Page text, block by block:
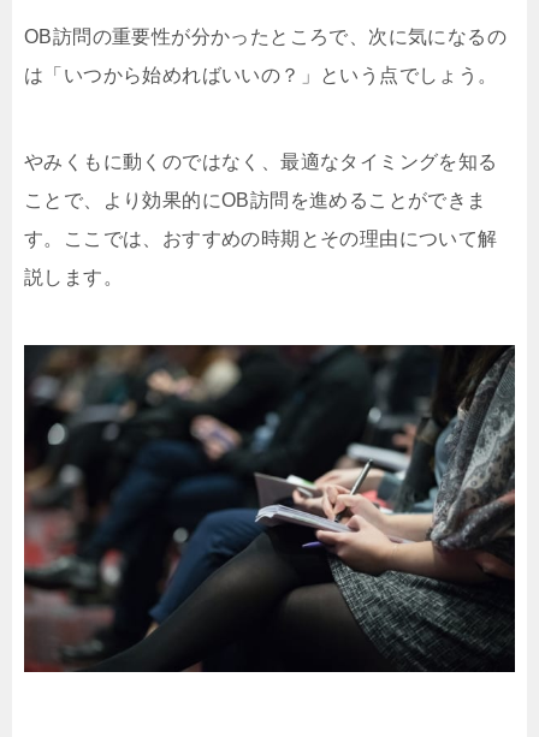
OB訪問の重要性が分かったところで、次に気になるの
は「いつから始めればいいの？」という点でしょう。
やみくもに動くのではなく、最適なタイミングを知る
ことで、より効果的にOB訪問を進めることができま
す。ここでは、おすすめの時期とその理由について解
説します。